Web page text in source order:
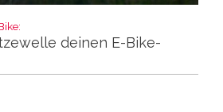
deinen E-Bike-